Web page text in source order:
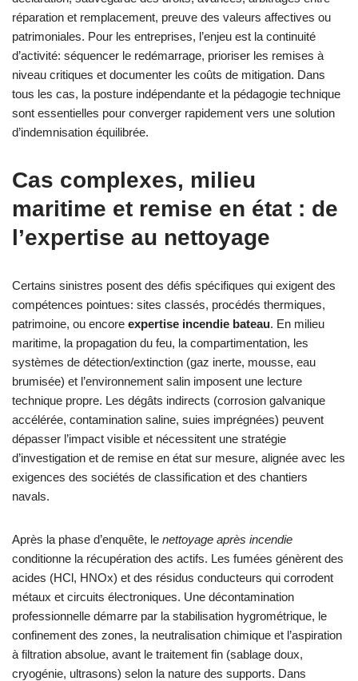
réparation et remplacement, preuve des valeurs affectives ou
patrimoniales. Pour les entreprises, l’enjeu est la continuité
d’activité: séquencer le redémarrage, prioriser les remises à
niveau critiques et documenter les coûts de mitigation. Dans
tous les cas, la posture indépendante et la pédagogie technique
sont essentielles pour converger rapidement vers une solution
d’indemnisation équilibrée.
Cas complexes, milieu
maritime et remise en état : de
l’expertise au nettoyage
Certains sinistres posent des défis spécifiques qui exigent des
compétences pointues: sites classés, procédés thermiques,
patrimoine, ou encore expertise incendie bateau. En milieu
maritime, la propagation du feu, la compartimentation, les
systèmes de détection/extinction (gaz inerte, mousse, eau
brumisée) et l’environnement salin imposent une lecture
technique propre. Les dégâts indirects (corrosion galvanique
accélérée, contamination saline, suies imprégnées) peuvent
dépasser l’impact visible et nécessitent une stratégie
d’investigation et de remise en état sur mesure, alignée avec les
exigences des sociétés de classification et des chantiers
navals.
Après la phase d’enquête, le nettoyage après incendie
conditionne la récupération des actifs. Les fumées génèrent des
acides (HCl, HNOx) et des résidus conducteurs qui corrodent
métaux et circuits électroniques. Une décontamination
professionnelle démarre par la stabilisation hygrométrique, le
confinement des zones, la neutralisation chimique et l’aspiration
à filtration absolue, avant le traitement fin (sablage doux,
cryogénie, ultrasons) selon la nature des supports. Dans